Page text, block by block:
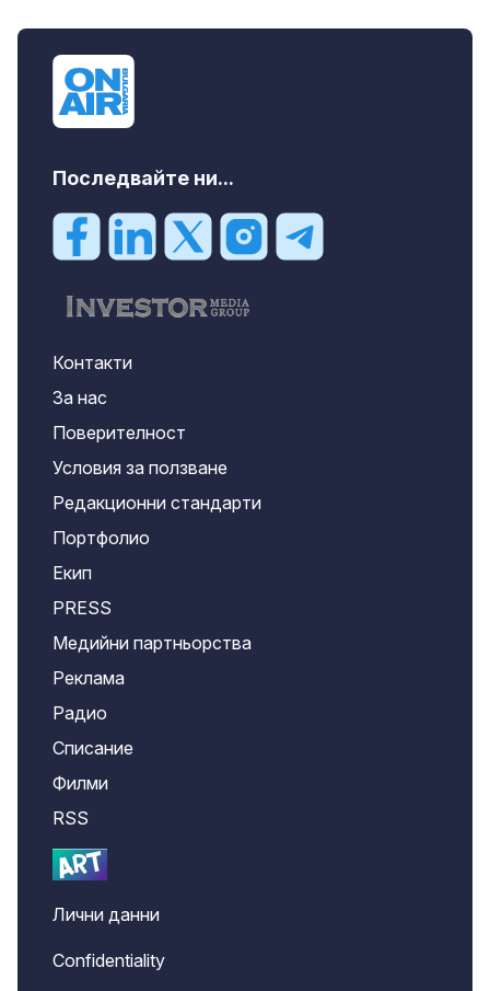
Последвайте ни...
Контакти
За нас
Поверителност
Условия за ползване
Редакционни стандарти
Портфолио
Екип
PRESS
Медийни партньорства
Реклама
Радио
Списание
Филми
RSS
Лични данни
Confidentiality